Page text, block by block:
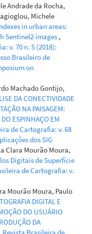
Andrade da Rocha,
Michele
in urban areas:
Sentinel2 images ,
v. 70 n. 5 (2018):
Brasileiro de
on
Machado Gontijo,
DA CONECTIVIDADE
NA PAISAGEM:
ESPINHAÇO EM
de Cartografia: v. 68
dos SIG
Clara Mourão Moura,
Digitais de Superfície
de Cartografia: v.
Mourão Moura, Paulo
DIGITAL E
DO USUÁRIO
DA